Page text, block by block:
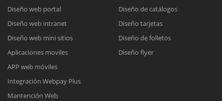
Diseño web portal
Diseño web intranet
Diseño web mini sitios
Aplicaciones moviles
APP web móviles
Integración Webpay Plus
Mantención Web
Diseño de catálogos
Diseño tarjetas
Diseño de folletos
Diseño flyer